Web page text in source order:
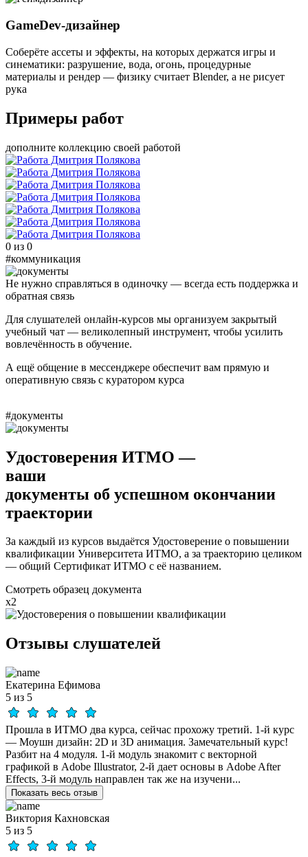
GameDev-дизайнер
Соберёте ассеты и эффекты, на которых держатся игры и
синематики: разрушение, вода, огонь, процедурные
материалы и рендер — физику считает Blender, а не рисует
рука
Примеры работ
дополните коллекцию своей работой
0 из 0
#коммуникация
Не нужно справляться в одиночку — всегда есть поддержка и
обратная связь
Для слушателей онлайн-курсов мы организуем закрытый
учебный чат — великолепный инструмент, чтобы усилить
вовлечённость в обучение.
А ещё общение в мессенджере обеспечит вам прямую и
оперативную связь с куратором курса
#документы
Удостоверения ИТМО —
ваши
документы об успешном окончании
траектории
За каждый из курсов выдаётся Удостоверение о повышении
квалификации Университета ИТМО, а за траекторию целиком
— общий Сертификат ИТМО с её названием.
Смотреть образец документа
x2
Отзывы слушателей
Екатерина Ефимова
5 из 5
Прошла в ИТМО два курса, сейчас прохожу третий. 1-й курс
— Моушн дизайн: 2D и 3D анимация. Замечательный курс!
Разбит на 4 модуля. 1-й модуль знакомит с векторной
графикой в Adobe Illustrator, 2-й дает основы в Adobe After
Effects, 3-й модуль направлен так же на изучени...
Показать весь отзыв
Виктория Кахновская
5 из 5